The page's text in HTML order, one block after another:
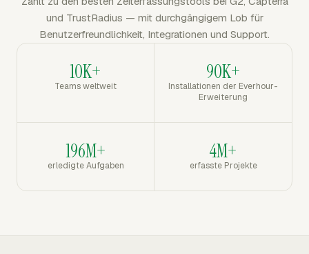
und TrustRadius — mit durchgängigem Lob für
Benutzerfreundlichkeit, Integrationen und Support.
10K+
Teams weltweit
90K+
Installationen der Everhour-
Erweiterung
196M+
erledigte Aufgaben
4M+
erfasste Projekte